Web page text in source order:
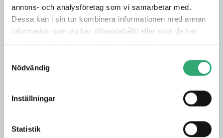
annons- och analysföretag som vi samarbetar med.
Dessa kan i sin tur kombinera informationen med annan
information som du har tillhandahållit eller som de har
samlat in när du har använt deras tjänster.
Nödvändig
Inställningar
Statistik
TRÄFFA OSS PÅ EVERTIQ EXPO I LUND